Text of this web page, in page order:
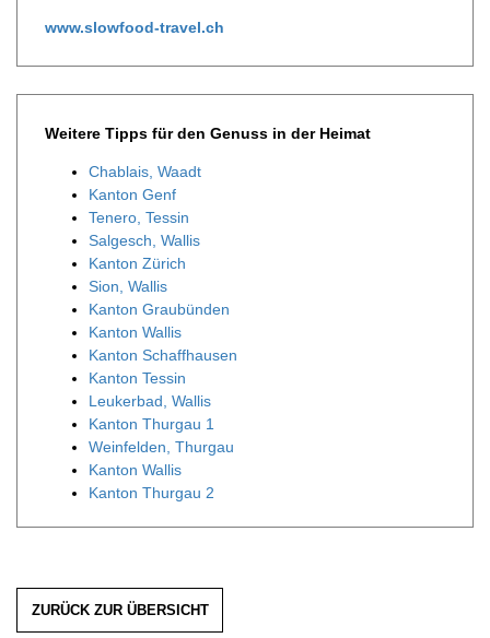
www.slowfood-travel.ch
Weitere Tipps für den Genuss in der Heimat
Chablais, Waadt
Kanton Genf
Tenero, Tessin
Salgesch, Wallis
Kanton Zürich
Sion, Wallis
Kanton Graubünden
Kanton Wallis
Kanton Schaffhausen
Kanton Tessin
Leukerbad, Wallis
Kanton Thurgau 1
Weinfelden, Thurgau
Kanton Wallis
Kanton Thurgau 2
ZURÜCK ZUR ÜBERSICHT